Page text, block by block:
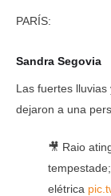
PARÍS:
Sandra Segovia
Las fuertes
dejaron a una
🎥 Raio
elétrica